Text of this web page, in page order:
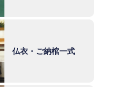
仏衣・ご納棺一式